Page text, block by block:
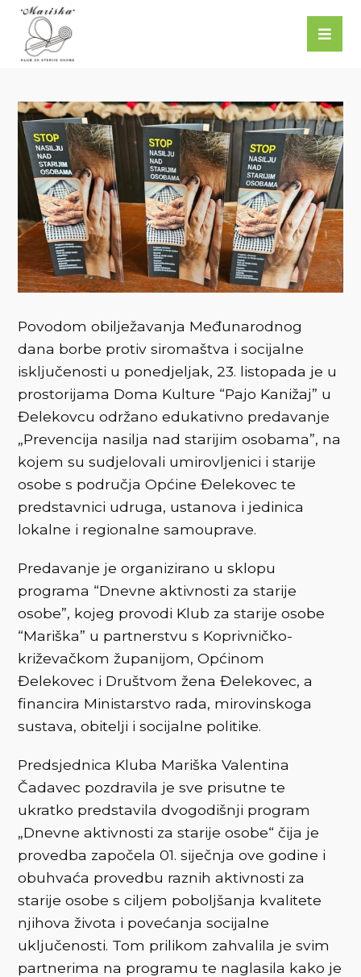
Povodom obilježavanja Međunarodnog
dana borbe protiv siromaštva i socijalne
isključenosti u ponedjeljak, 23. listopada je u
prostorijama Doma Kulture “Pajo Kanižaj” u
Đelekovcu održano edukativno predavanje
„Prevencija nasilja nad starijim osobama”, na
kojem su sudjelovali umirovljenici i starije
osobe s područja Općine Đelekovec te
predstavnici udruga, ustanova i jedinica
lokalne i regionalne samouprave.
Predavanje je organizirano u sklopu
programa “Dnevne aktivnosti za starije
osobe”, kojeg provodi Klub za starije osobe
“Mariška” u partnerstvu s Koprivničko-
križevačkom županijom, Općinom
Đelekovec i Društvom žena Đelekovec, a
financira Ministarstvo rada, mirovinskoga
sustava, obitelji i socijalne politike.
Predsjednica Kluba Mariška Valentina
Čadavec pozdravila je sve prisutne te
ukratko predstavila dvogodišnji program
„Dnevne aktivnosti za starije osobe“ čija je
provedba započela 01. siječnja ove godine i
obuhvaća provedbu raznih aktivnosti za
starije osobe s ciljem poboljšanja kvalitete
njihova života i povećanja socijalne
uključenosti. Tom prilikom zahvalila je svim
partnerima na programu te naglasila kako je